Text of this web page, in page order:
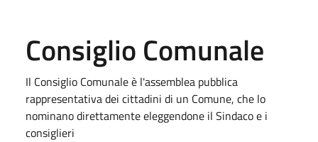
Consiglio Comunale
Il Consiglio Comunale è l'assemblea pubblica
rappresentativa dei cittadini di un Comune, che lo
nominano direttamente eleggendone il Sindaco e i
consiglieri